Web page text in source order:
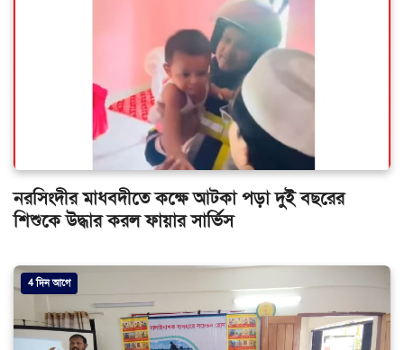
নরসিংদীর মাধবদীতে কক্ষে আটকা পড়া দুই বছরের
শিশুকে উদ্ধার করল ফায়ার সার্ভিস
4 দিন আগে